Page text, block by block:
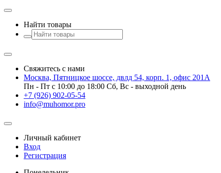
Найти товары
Свяжитесь с нами
Москва, Пятницкое шоссе, двлд 54, корп. 1, офис 201А
Пн - Пт с 10:00 до 18:00 Сб, Вс - выходной день
+7 (926) 902-05-54
info@muhomor.pro
Личный кабинет
Вход
Регистрация